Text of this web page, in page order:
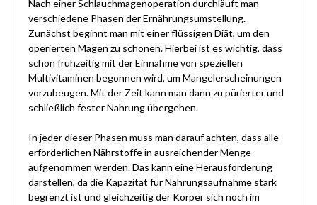
Nach einer Schlauchmagenoperation durchläuft man
verschiedene Phasen der Ernährungsumstellung.
Zunächst beginnt man mit einer flüssigen Diät, um den
operierten Magen zu schonen. Hierbei ist es wichtig, dass
schon frühzeitig mit der Einnahme von speziellen
Multivitaminen begonnen wird, um Mangelerscheinungen
vorzubeugen. Mit der Zeit kann man dann zu pürierter und
schließlich fester Nahrung übergehen.
In jeder dieser Phasen muss man darauf achten, dass alle
erforderlichen Nährstoffe in ausreichender Menge
aufgenommen werden. Das kann eine Herausforderung
darstellen, da die Kapazität für Nahrungsaufnahme stark
begrenzt ist und gleichzeitig der Körper sich noch im